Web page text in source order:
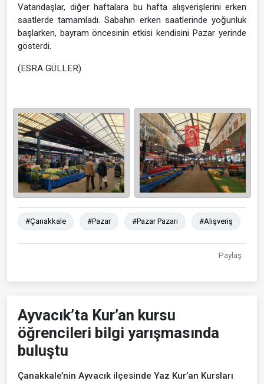
Vatandaşlar, diğer haftalara bu hafta alışverişlerini erken
saatlerde tamamladı. Sabahın erken saatlerinde yoğunluk
başlarken, bayram öncesinin etkisi kendisini Pazar yerinde
gösterdi.
(ESRA GÜLLER)
#Çanakkale #Pazar #Pazar Pazarı #Alışveriş
Paylaş
Ayvacık’ta Kur’an kursu
öğrencileri bilgi yarışmasında
buluştu
Çanakkale’nin Ayvacık ilçesinde Yaz Kur’an Kursları